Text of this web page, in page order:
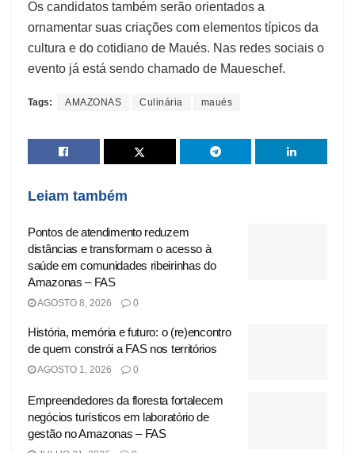
Os candidatos também serão orientados a
ornamentar suas criações com elementos típicos da
cultura e do cotidiano de Maués. Nas redes sociais o
evento já está sendo chamado de Maueschef.
Tags: AMAZONAS Culinária maués
Leiam também
Pontos de atendimento reduzem
distâncias e transformam o acesso à
saúde em comunidades ribeirinhas do
Amazonas – FAS
AGOSTO 8, 2026 0
História, memória e futuro: o (re)encontro
de quem constrói a FAS nos territórios
AGOSTO 1, 2026 0
Empreendedores da floresta fortalecem
negócios turísticos em laboratório de
gestão no Amazonas – FAS